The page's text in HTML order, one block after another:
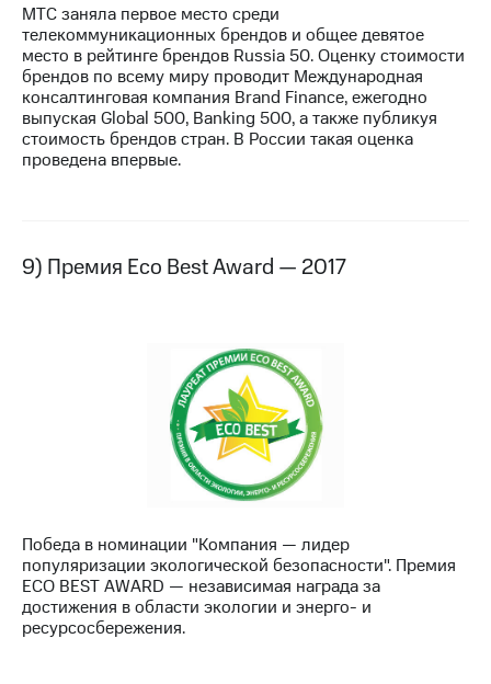
МТС заняла первое место среди
телекоммуникационных брендов и общее девятое
место в рейтинге брендов Russia 50. Оценку стоимости
брендов по всему миру проводит Международная
консалтинговая компания Brand Finance, ежегодно
выпуская Global 500, Banking 500, а также публикуя
стоимость брендов стран. В России такая оценка
проведена впервые.
9) Премия Eco Best Award — 2017
Победа в номинации "Компания — лидер
популяризации экологической безопасности". Премия
ECO BEST AWARD — независимая награда за
достижения в области экологии и энерго- и
ресурсосбережения.